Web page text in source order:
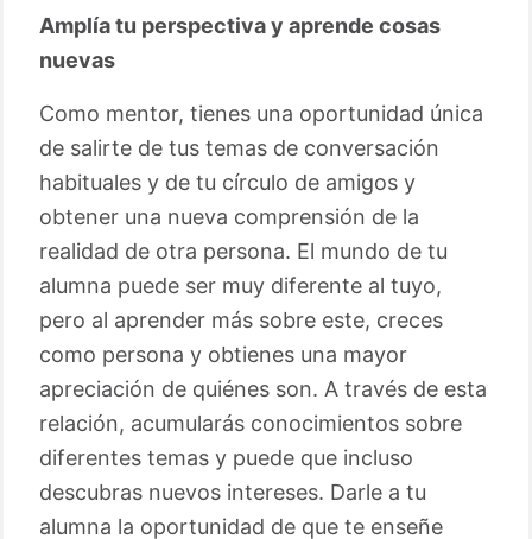
Amplía tu perspectiva y aprende cosas
nuevas
Como mentor, tienes una oportunidad única
de salirte de tus temas de conversación
habituales y de tu círculo de amigos y
obtener una nueva comprensión de la
realidad de otra persona. El mundo de tu
alumna puede ser muy diferente al tuyo,
pero al aprender más sobre este, creces
como persona y obtienes una mayor
apreciación de quiénes son. A través de esta
relación, acumularás conocimientos sobre
diferentes temas y puede que incluso
descubras nuevos intereses. Darle a tu
alumna la oportunidad de que te enseñe